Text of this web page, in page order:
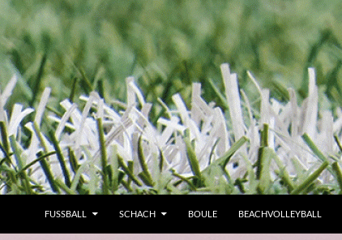
FUSSBALL SCHACH BOULE BEACHVOLLEYBALL